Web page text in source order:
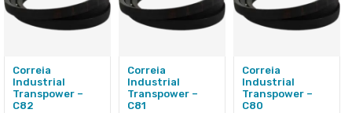
Correia
Industrial
Transpower –
C82
Correia
Industrial
Transpower –
C81
Correia
Industrial
Transpower –
C80